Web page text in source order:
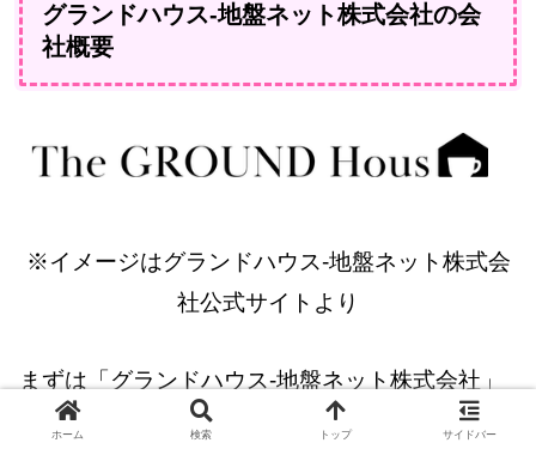
グランドハウス-地盤ネット株式会社の会
社概要
※イメージはグランドハウス-地盤ネット株式会
社公式サイトより
まずは「グランドハウス-地盤ネット株式会社」
の会社概要から確認していきましょう。
ホーム 検索 トップ サイドバー